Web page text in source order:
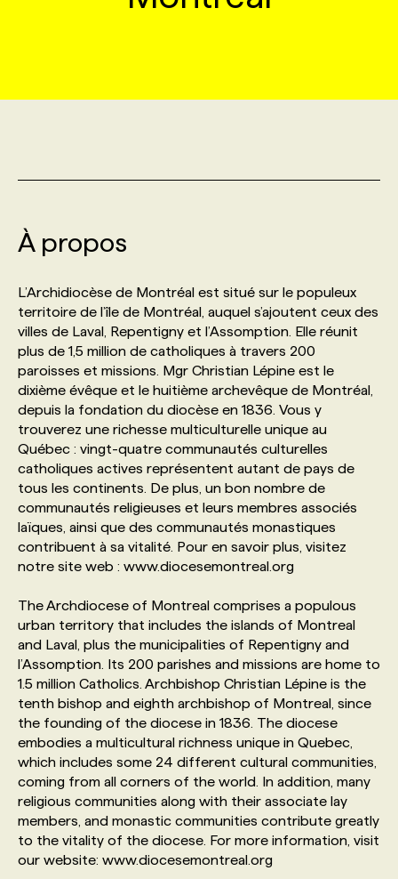
AFFAIRES DE L'INDUSTRIE
WEB & MÉDIAS SOCIAUX
NOS AUTEUR‧RICES
INFOLETTRE PUBLICITÉ
CONSULTER LA CVTHÈQUE
VOIR LES OFFRES
FAQ
NOS FORMATIONS EN LIGNE
POURQUOI CHOISIR NOS FORMATIONS
NOS TARIFS
PROGRAMMES DE SUBVENTIONS
FAQ
ANNONCEZ AVEC NOUS
FAQ
ANNONCEZ AVEC NOUS
À propos
L’Archidiocèse de Montréal est situé sur le populeux
territoire de l’île de Montréal, auquel s’ajoutent ceux des
villes de Laval, Repentigny et l’Assomption. Elle réunit
plus de 1,5 million de catholiques à travers 200
paroisses et missions. Mgr Christian Lépine est le
dixième évêque et le huitième archevêque de Montréal,
depuis la fondation du diocèse en 1836. Vous y
trouverez une richesse multiculturelle unique au
Québec : vingt-quatre communautés culturelles
catholiques actives représentent autant de pays de
tous les continents. De plus, un bon nombre de
communautés religieuses et leurs membres associés
laïques, ainsi que des communautés monastiques
contribuent à sa vitalité. Pour en savoir plus, visitez
notre site web : www.diocesemontreal.org
The Archdiocese of Montreal comprises a populous
urban territory that includes the islands of Montreal
and Laval, plus the municipalities of Repentigny and
l’Assomption. Its 200 parishes and missions are home to
1.5 million Catholics. Archbishop Christian Lépine is the
tenth bishop and eighth archbishop of Montreal, since
the founding of the diocese in 1836. The diocese
embodies a multicultural richness unique in Quebec,
which includes some 24 different cultural communities,
coming from all corners of the world. In addition, many
religious communities along with their associate lay
members, and monastic communities contribute greatly
to the vitality of the diocese. For more information, visit
our website: www.diocesemontreal.org